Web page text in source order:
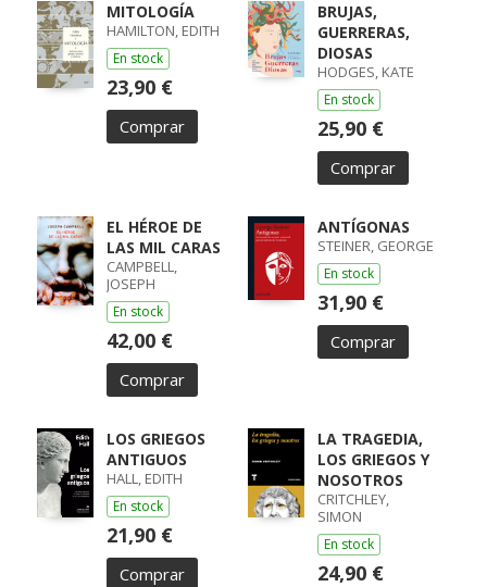
MITOLOGÍA
HAMILTON, EDITH
En stock
23,90 €
Comprar
BRUJAS,
GUERRERAS,
DIOSAS
HODGES, KATE
En stock
25,90 €
Comprar
EL HÉROE DE
LAS MIL CARAS
CAMPBELL,
JOSEPH
En stock
42,00 €
Comprar
ANTÍGONAS
STEINER, GEORGE
En stock
31,90 €
Comprar
LOS GRIEGOS
ANTIGUOS
HALL, EDITH
En stock
21,90 €
Comprar
LA TRAGEDIA,
LOS GRIEGOS Y
NOSOTROS
CRITCHLEY,
SIMON
En stock
24,90 €